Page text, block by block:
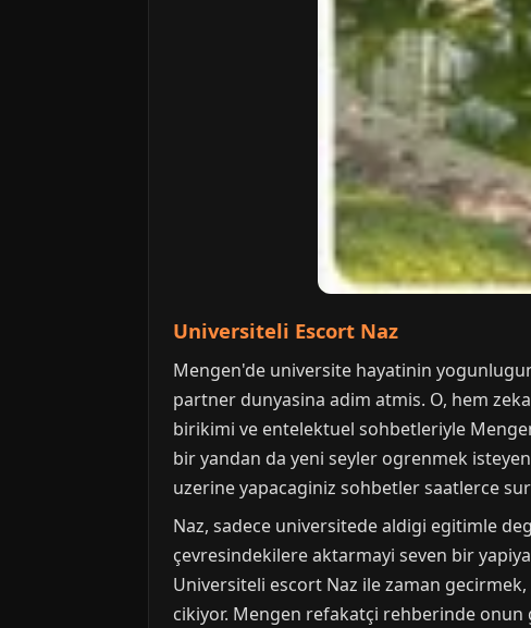
Universiteli Escort Naz
Mengen'de universite hayatinin
partner dunyasina adim atmis. O, hem
birikimi ve entelektuel sohbetleriyle
bir yandan da yeni seyler ogrenmek
uzerine yapacaginiz sohbetler saatlerce
Naz, sadece universitede aldigi egitimle
çevresindekilere aktarmayi seven bir
Universiteli escort Naz ile zaman
cikiyor. Mengen refakatçi rehberinde